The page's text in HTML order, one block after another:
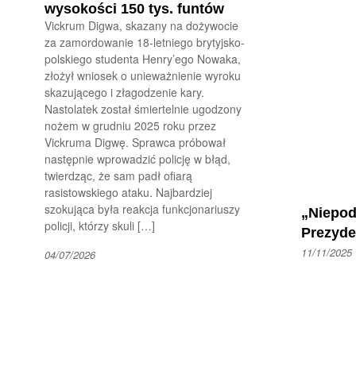
wysokości 150 tys. funtów
Vickrum Digwa, skazany na dożywocie
za zamordowanie 18-letniego brytyjsko-
polskiego studenta Henry’ego Nowaka,
złożył wniosek o unieważnienie wyroku
skazującego i złagodzenie kary.
Nastolatek został śmiertelnie ugodzony
nożem w grudniu 2025 roku przez
Vickruma Digwę. Sprawca próbował
następnie wprowadzić policję w błąd,
twierdząc, że sam padł ofiarą
rasistowskiego ataku. Najbardziej
szokująca była reakcja funkcjonariuszy
policji, którzy skuli […]
04/07/2026 11/11/2025